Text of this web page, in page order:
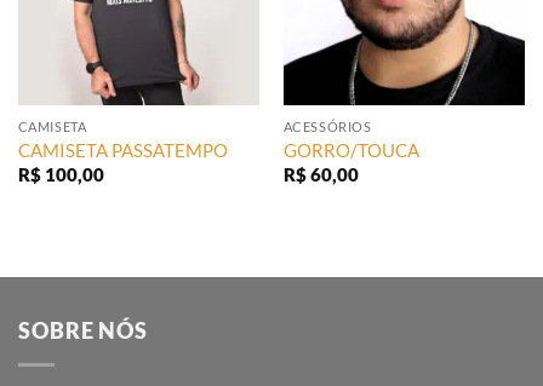
CAMISETA
CAMISETA PASSATEMPO
R$100,00
ACESSÓRIOS
GORRO/TOUCA
R$60,00
SOBRE NÓS